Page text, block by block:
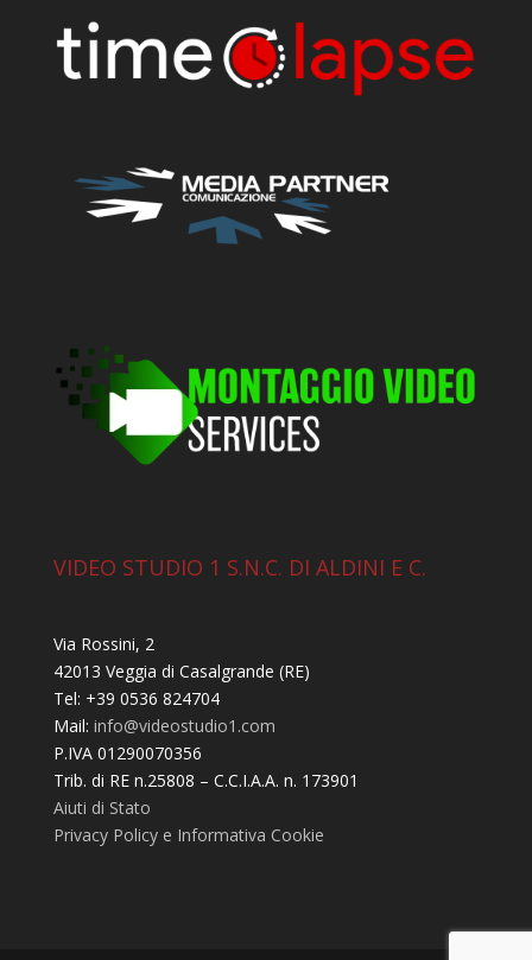
VIDEO STUDIO 1 S.N.C. DI ALDINI E C.
Via Rossini, 2
42013 Veggia di Casalgrande (RE)
Tel: +39 0536 824704
Mail: info@videostudio1.com
P.IVA 01290070356
Trib. di RE n.25808 – C.C.I.A.A. n. 173901
Aiuti di Stato
Privacy Policy e Informativa Cookie